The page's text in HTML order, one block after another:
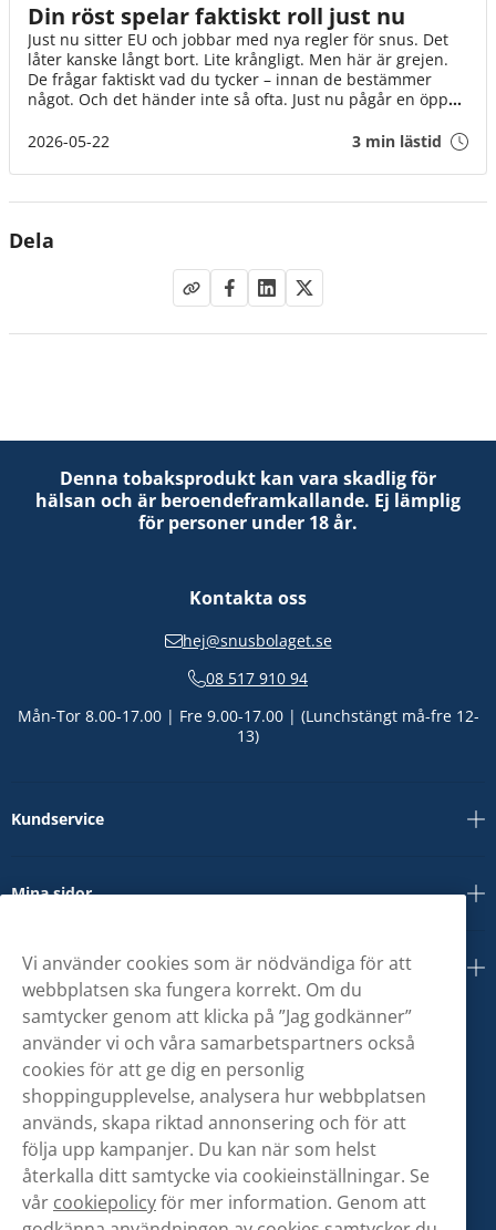
Din röst spelar faktiskt roll just nu
Just nu sitter EU och jobbar med nya regler för snus. Det
låter kanske långt bort. Lite krångligt. Men här är grejen.
De frågar faktiskt vad du tycker – innan de bestämmer
något. Och det händer inte så ofta. Just nu pågår en öppen
organisationer, utan helt vanliga människor. Som du. Det
din.
2026-05-22 3 min lästid
Dela
Denna tobaksprodukt kan vara skadlig för
hälsan och är beroendeframkallande. Ej lämplig
för personer under 18 år.
Kontakta oss
hej@snusbolaget.se
08 517 910 94
Mån-Tor 8.00-17.00 | Fre 9.00-17.00 | (Lunchstängt må-fre 12-
13)
Kundservice
Mina sidor
Om oss
Vi använder cookies som är nödvändiga för att
webbplatsen ska fungera korrekt. Om du
samtycker genom att klicka på ”Jag godkänner”
använder vi och våra samarbetspartners också
cookies för att ge dig en personlig
shoppingupplevelse, analysera hur webbplatsen
används, skapa riktad annonsering och för att
följa upp kampanjer. Du kan när som helst
återkalla ditt samtycke via cookieinställningar. Se
vår cookiepolicyför mer information. Genom att